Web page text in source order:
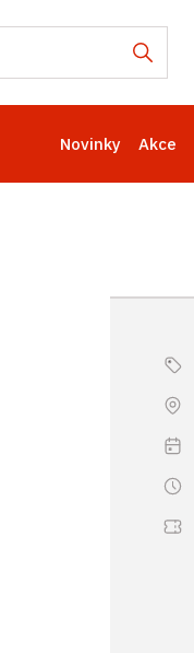
Novinky Akce